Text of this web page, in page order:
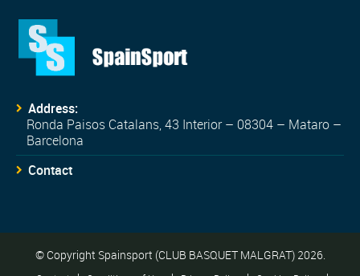
Address:
Ronda Paisos Catalans, 43 Interior – 08304 – Mataro –
Barcelona
Contact
© Copyright Spainsport (CLUB BASQUET MALGRAT) 2026.